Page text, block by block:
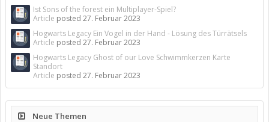
Ist Sons of the forest ein Multiplayer-Spiel?
Article posted 27. Februar 2023
Hogwarts Legacy Ein Vogel in der Hand - Lösung des Türrätsels
Article posted 27. Februar 2023
Hogwarts Legacy Ghost of our Love Schwimmkerzen Karte
Standort
Article posted 27. Februar 2023
Neue Themen